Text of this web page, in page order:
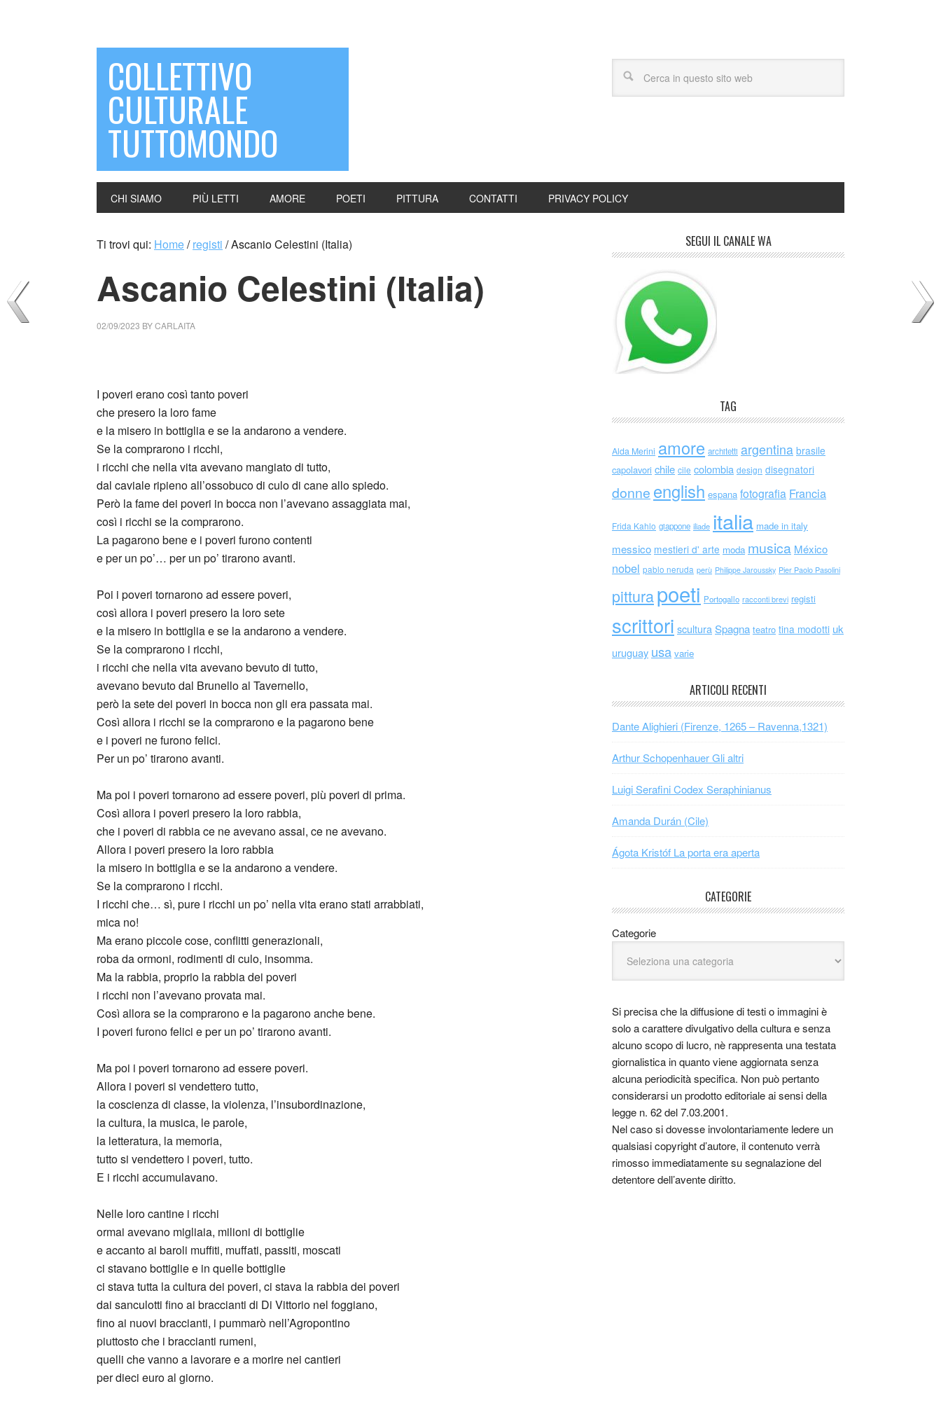
COLLETTIVO
CULTURALE
TUTTOMONDO
CHI SIAMO PIÙ LETTI AMORE POETI PITTURA CONTATTI PRIVACY POLICY
Ti trovi qui: Home/ registi /Ascanio Celestini (Italia)
Ascanio Celestini (Italia)
02/09/2023 BYCARLAITA
I poveri erano così tanto poveri
che presero la loro fame
e la misero in bottiglia e se la andarono a vendere.
Se la comprarono i ricchi,
i ricchi che nella vita avevano mangiato di tutto,
dal caviale ripieno all’ossobuco di culo di cane allo spiedo.
Però la fame dei poveri in bocca non l’avevano assaggiata mai,
così i ricchi se la comprarono.
La pagarono bene e i poveri furono contenti
e per un po’… per un po’ tirarono avanti.
Poi i poveri tornarono ad essere poveri,
così allora i poveri presero la loro sete
e la misero in bottiglia e se la andarono a vendere.
Se la comprarono i ricchi,
i ricchi che nella vita avevano bevuto di tutto,
avevano bevuto dal Brunello al Tavernello,
però la sete dei poveri in bocca non gli era passata mai.
Così allora i ricchi se la comprarono e la pagarono bene
e i poveri ne furono felici.
Per un po’ tirarono avanti.
Ma poi i poveri tornarono ad essere poveri, più poveri di prima.
Così allora i poveri presero la loro rabbia,
che i poveri di rabbia ce ne avevano assai, ce ne avevano.
Allora i poveri presero la loro rabbia
la misero in bottiglia e se la andarono a vendere.
Se la comprarono i ricchi.
I ricchi che… sì, pure i ricchi un po’ nella vita erano stati arrabbiati,
mica no!
Ma erano piccole cose, conflitti generazionali,
roba da ormoni, rodimenti di culo, insomma.
Ma la rabbia, proprio la rabbia dei poveri
i ricchi non l’avevano provata mai.
Così allora se la comprarono e la pagarono anche bene.
I poveri furono felici e per un po’ tirarono avanti.
Ma poi i poveri tornarono ad essere poveri.
Allora i poveri si vendettero tutto,
la coscienza di classe, la violenza, l’insubordinazione,
la cultura, la musica, le parole,
la letteratura, la memoria,
tutto si vendettero i poveri, tutto.
E i ricchi accumulavano.
Nelle loro cantine i ricchi
ormai avevano migliaia, milioni di bottiglie
e accanto ai baroli muffiti, muffati, passiti, moscati
ci stavano bottiglie e in quelle bottiglie
ci stava tutta la cultura dei poveri, ci stava la rabbia dei poveri
dai sanculotti fino ai braccianti di Di Vittorio nel foggiano,
fino ai nuovi braccianti, i pummarò nell’Agropontino
piuttosto che i braccianti rumeni,
quelli che vanno a lavorare e a morire nei cantieri
per dieci euro al giorno.
SEGUI IL CANALE WA
TAG
Alda Merini amore architetti argentina brasile
capolavori chile cile colombia design disegnatori
donne english espana fotografia Francia
Frida Kahlo giappone iliade italia made in italy
messico mestieri d' arte moda musica México
nobel pablo neruda perù Philippe Jaroussky Pier Paolo Pasolini
pitturapoeti Portogallo racconti brevi registi
scrittori scultura Spagna teatro tina modotti uk
uruguay usa varie
ARTICOLI RECENTI
Dante Alighieri (Firenze, 1265 – Ravenna,1321)
Arthur Schopenhauer Gli altri
Luigi Serafini Codex Seraphinianus
Amanda Durán (Cile)
Ágota Kristóf La porta era aperta
CATEGORIE
Categorie
Si precisa che la diffusione di testi o immagini è
solo a carattere divulgativo della cultura e senza
alcuno scopo di lucro, nè rappresenta una testata
giornalistica in quanto viene aggiornata senza
alcuna periodicità specifica. Non può pertanto
considerarsi un prodotto editoriale ai sensi della
legge n. 62 del 7.03.2001.
Nel caso si dovesse involontariamente ledere un
qualsiasi copyright d’autore, il contenuto verrà
rimosso immediatamente su segnalazione del
detentore dell’avente diritto.